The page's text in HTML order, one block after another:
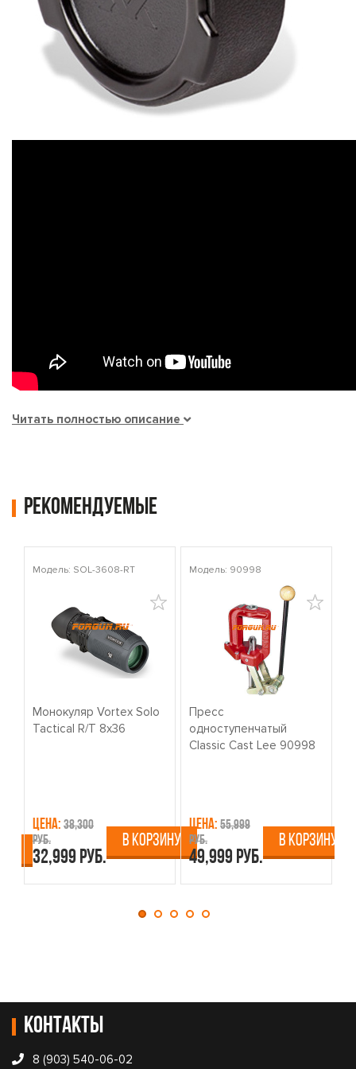
Читать полностью описание
Рекомендуемые
Модель: SOL-3608-RT
Монокуляр Vortex Solo
Tactical R/T 8x36
Цена: 38,300
руб.
32,999 руб.
В КОРЗИНУ
Модель: 90998
Пресс
одноступенчатый
Classic Cast Lee 90998
Цена: 55,999
руб.
49,999 руб.
В КОРЗИНУ
Контакты
8 (903) 540-06-02